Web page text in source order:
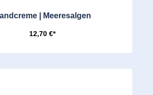
| Meeresalgen
12,70 €*